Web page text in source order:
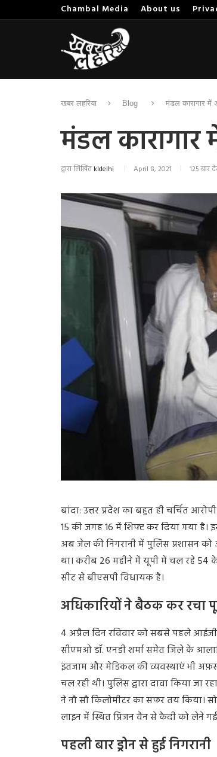
Chambal Media About us
खबर लहरिया Blog मंडल कारागार में
मंडल कारागार
द्वारा लिखितkldelhi April 8, 2021 125 बार
बांदा:उत्तरप्रदेशकाबहुतहीचर्चितआरोपी
15कीजगह16मेंशिफ्टकरदियागयाहै।
अबजेलकीनिगरानीमेंपुलिसप्रशासनको
था।करीब26महीनेमेंयूपीमेंचलरहे54
सीटसेबीएसपीविधायकहै।
अधिकारियों ने बैठक कर रचा
4 अप्रैलदिनरविवारकोसबसेपहलेआईजी
सीएमओडॉ.एनडीशर्मासमेतजिलेके
इंतजामऔरमेडिकलकीव्यवस्थाएंभी
चलरहीथी।पुलिसद्वारादावाकियाजारहा
नेनौसौकिलोमीटरकासफरतयकिया।
लाइनमेंस्थितप्रिजनवैनसेकैदीकोलेनेगई
पहली बार ड्रोन से हुई निगरानी